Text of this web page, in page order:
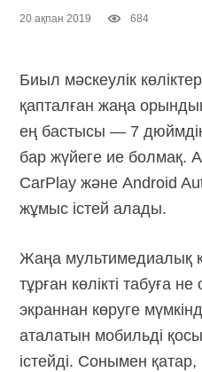
20 ақпан 2019 684
Биыл мәскеулік
қапталған жаңа
ең бастысы — 7
бар жүйеге ие болмақ.
CarPlay және Android
жұмыс істей алады.
Жаңа мультимедиалық
тұрған көлікті табуға
экраннан көруге
аталатын мобильді
істейді. Сонымен қатар,